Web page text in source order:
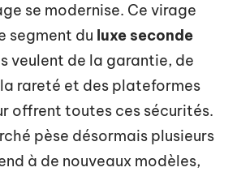
se modernise. Ce virage
segment du luxe seconde
veulent de la garantie, de
rareté et des plateformes
offrent toutes ces sécurités.
pèse désormais plusieurs
à de nouveaux modèles,